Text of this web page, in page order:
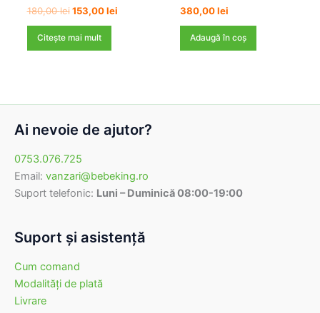
180,00lei Prețul
a
153,00leiPrețul
Citește mai mult
380,00lei
Adaugă în coș
Ai nevoie de ajutor?
0753.076.725
Email: vanzari@bebeking.ro
Suport telefonic: Luni – Duminică 08:00-19:00
Suport şi asistenţă
Cum comand
Modalităţi de plată
Livrare